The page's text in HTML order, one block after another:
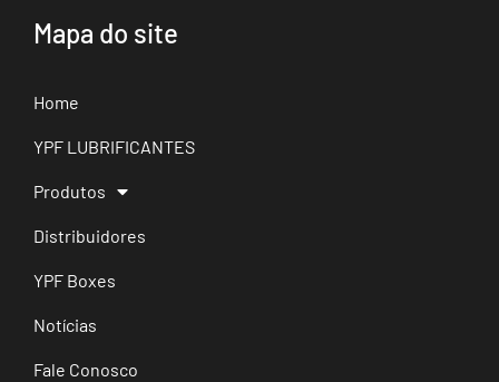
Mapa do site
Home
YPF LUBRIFICANTES
Produtos
Distribuidores
YPF Boxes
Notícias
Fale Conosco